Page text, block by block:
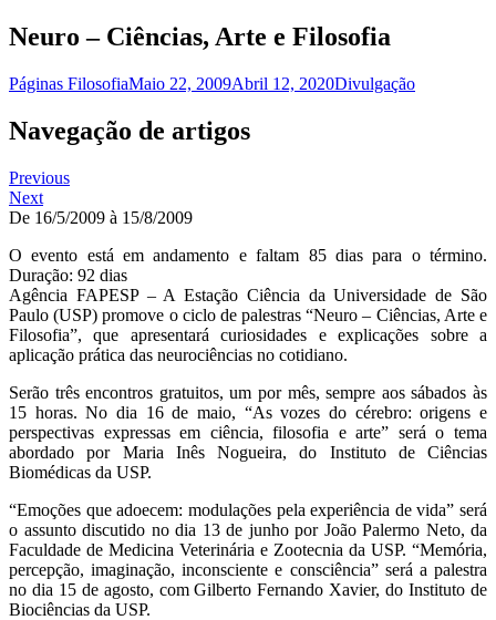
Neuro – Ciências, Arte e Filosofia
Páginas FilosofiaMaio 22, 2009Abril 12, 2020Divulgação
Navegação de artigos
Previous
Next
De 16/5/2009 à 15/8/2009
O evento está em andamento e faltam 85 dias para o término.
Duração: 92 dias
Agência FAPESP – A Estação Ciência da Universidade de São
Paulo (USP) promove o ciclo de palestras “Neuro – Ciências, Arte e
Filosofia”, que apresentará curiosidades e explicações sobre a
aplicação prática das neurociências no cotidiano.
Serão três encontros gratuitos, um por mês, sempre aos sábados às
15 horas. No dia 16 de maio, “As vozes do cérebro: origens e
perspectivas expressas em ciência, filosofia e arte” será o tema
abordado por Maria Inês Nogueira, do Instituto de Ciências
Biomédicas da USP.
“Emoções que adoecem: modulações pela experiência de vida” será
o assunto discutido no dia 13 de junho por João Palermo Neto, da
Faculdade de Medicina Veterinária e Zootecnia da USP. “Memória,
percepção, imaginação, inconsciente e consciência” será a palestra
no dia 15 de agosto, com Gilberto Fernando Xavier, do Instituto de
Biociências da USP.